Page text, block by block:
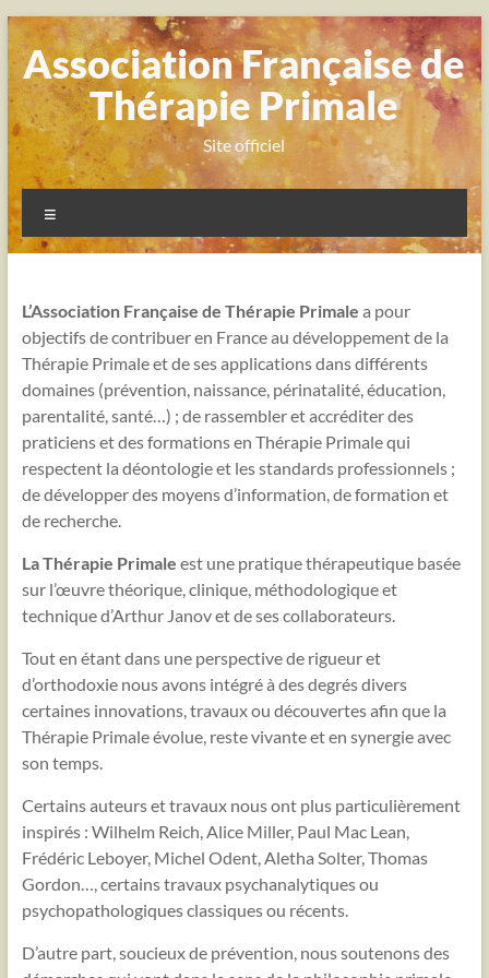
Aller
au
contenu
Association Française de
Thérapie Primale
Site officiel
L’Association Française de Thérapie Primale a pour
objectifs de contribuer en France au développement de la
Thérapie Primale et de ses applications dans différents
domaines (prévention, naissance, périnatalité, éducation,
parentalité, santé…) ; de rassembler et accréditer des
praticiens et des formations en Thérapie Primale qui
respectent la déontologie et les standards professionnels ;
de développer des moyens d’information, de formation et
de recherche.
La Thérapie Primale est une pratique thérapeutique basée
sur l’œuvre théorique, clinique, méthodologique et
technique d’Arthur Janov et de ses collaborateurs.
Tout en étant dans une perspective de rigueur et
d’orthodoxie nous avons intégré à des degrés divers
certaines innovations, travaux ou découvertes afin que la
Thérapie Primale évolue, reste vivante et en synergie avec
son temps.
Certains auteurs et travaux nous ont plus particulièrement
inspirés : Wilhelm Reich, Alice Miller, Paul Mac Lean,
Frédéric Leboyer, Michel Odent, Aletha Solter, Thomas
Gordon…, certains travaux psychanalytiques ou
psychopathologiques classiques ou récents.
D’autre part, soucieux de prévention, nous soutenons des